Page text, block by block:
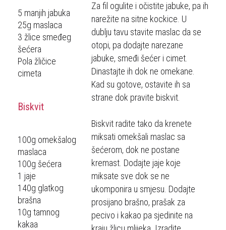
5 manjih jabuka
25g maslaca
3 žlice smeđeg
šećera
Pola žličice
cimeta
Biskvit
100g omekšalog
maslaca
100g šećera
1 jaje
140g glatkog
brašna
10g tamnog
kakaa
Za fil ogulite i očistite jabuke, pa ih
narežite na sitne kockice. U
dublju tavu stavite maslac da se
otopi, pa dodajte narezane
jabuke, smeđi šećer i cimet.
Dinastajte ih dok ne omekane.
Kad su gotove, ostavite ih sa
strane dok pravite biskvit.
Biskvit radite tako da krenete
miksati omekšali maslac sa
šećerom, dok ne postane
kremast. Dodajte jaje koje
miksate sve dok se ne
ukomponira u smjesu. Dodajte
prosijano brašno, prašak za
pecivo i kakao pa sjedinite na